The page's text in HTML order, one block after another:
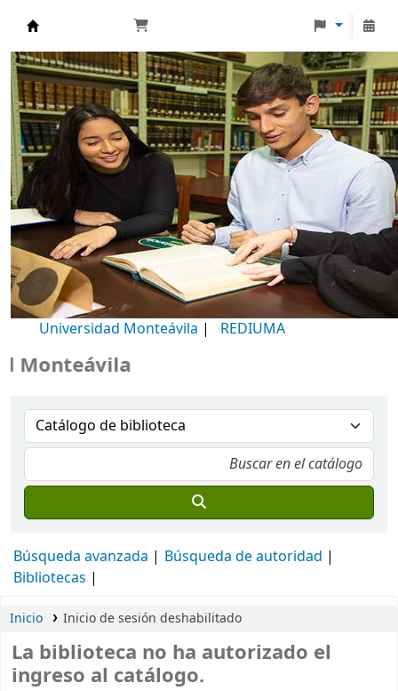
Biblioteca Universidad Monteávila
Universidad Monteávila | REDIUMA
Búsqueda avanzada
Búsqueda de autoridad
Bibliotecas
Inicio Inicio de sesión deshabilitado
La biblioteca no ha autorizado el
ingreso al catálogo.